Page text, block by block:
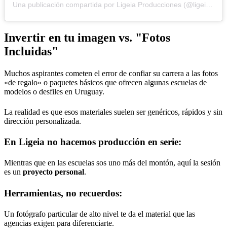
Una publicación compartida por Ligeia Producciones (@ligeiaproduccionesuy)
Invertir en tu imagen vs. "Fotos
Incluidas"
Muchos aspirantes cometen el error de confiar su carrera a las fotos
«de regalo» o paquetes básicos que ofrecen algunas escuelas de
modelos o desfiles en Uruguay.
La realidad es que esos materiales suelen ser genéricos, rápidos y sin
dirección personalizada.
En Ligeia no hacemos producción en serie:
Mientras que en las escuelas sos uno más del montón, aquí la sesión
es un proyecto personal.
Herramientas, no recuerdos:
Un fotógrafo particular de alto nivel te da el material que las
agencias exigen para diferenciarte.